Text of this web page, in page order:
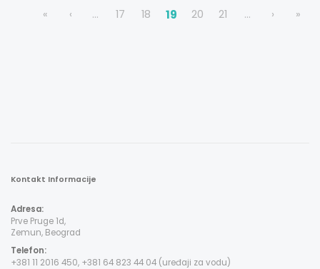
« ‹ ... 17 18 19 20 21 ... › »
Kontakt Informacije
Adresa:
Prve Pruge 1d,
Zemun, Beograd
Telefon:
+381 11 2016 450, +381 64 823 44 04 (uređaji za vodu)